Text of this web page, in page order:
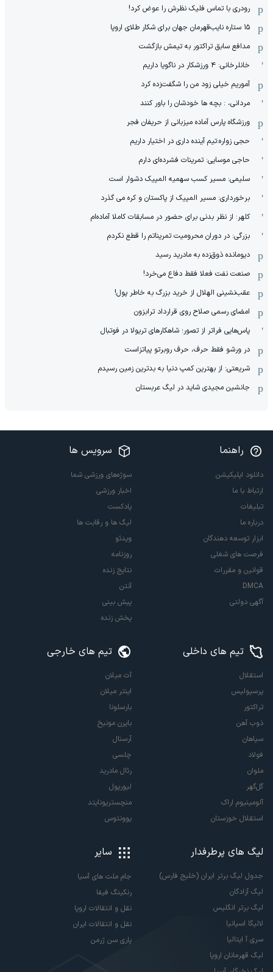
رودری با تماس فلیک نظرش را عوض کرد!
١۵ ستاره نایب‌قهرمان جهان برای شکار طلای اروپا
مدافع سابق تراکتور به تیمش بازگشت
خانلرخانی: ۴ ورزشکار در ناگویا داریم
آموریم خیلی زود من را شگفت‌زده کرد
مردانی، : بچه ها خودشان را باور کنند
ورزشگاه پارس آماده میزبانی از حریفان فجر
حجی زواره:تیم آینده داری در اختیار داریم
حاجی موسایی: تمرینات فشرده‌ای دارم
سلیمی: مسیر کسب سهمیه المپیک دشوار است
برخورداری: مسیر المپیک از پاکستان و کره می گذرد
کلهر: از نظر بدنی برای حضور در مسابقات کاملا آماده‌ام
بزرگی: در دوران محرومیت تمریناتم را قطع نکردم
دیومانده ذوق‌زده به مادرید رسید
صنعت نفت فعلا فقط دفاع می‌خرد!
عقب‌نشینی الهلال از خرید بزرگ به خاطر پول!
امضای رسمی صلاح روی قرارداد ترابزون
پاس‌هایی فراتر از تصور؛ شاهکارهای تریولا در فوتبال
در ورشو فقط حرف، حرف روبرتو پیاتزاست
شریعتی: از بهترین کمپ‌ دنیا به بدترین زمین‌ رسیدم
جانشین مجیدی شاید در لیگ عربستان
راهنما
دانلود اپلیکیشن
ارتباط با ما
تبلیغات
درباره ما
ابزار توسعه دهندگان
فرصت های شغلی
قوانین و مقررات
DMCA
آگهی دولتی
سرویس ها
سوژه‌های ورزشی شما
اخبار ورزشی
پادکست
لیگ ها و رقابت ها
ویدئو
روزنامه
نتایج زنده
آنتن
پیش بینی
پخش زنده
تیم های داخلی
استقلال
پرسپولیس
تراکتور
ذوب آهن
سپاهان
فولاد
ملوان
گل‌گهر
آلومینیوم اراک
استقلال خوزستان
تیم های خارجی
آث میلان
اینتر میلان
بارسلونا
بایرن مونیخ
آرسنال
چلسی
رئال مادرید
لیورپول
منچستریونایتد
یوونتوس
لیگ های پرطرفدار
جدول لیگ برتر ایران (خلیج فارس)
لیگ آزادگان
لیگ برتر انگلیس
لالیگا اسپانیا
سری آ ایتالیا
لیگ قهرمانان اروپا
سایر
جام ملت های آسیا
رنکینگ فیفا
نقل و انتقالات اروپا
نقل و انتقالات ایران
پاری سن ژرمن